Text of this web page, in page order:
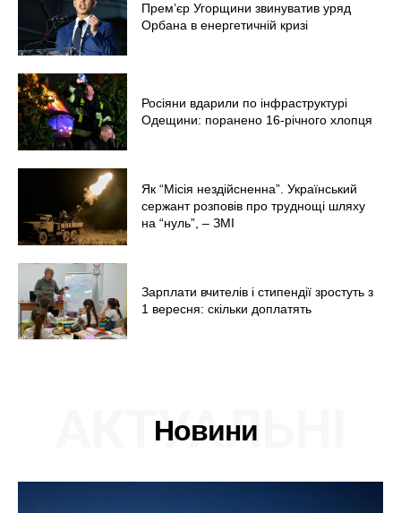
Прем’єр Угорщини звинуватив уряд
Орбана в енергетичній кризі
Росіяни вдарили по інфраструктурі
Одещини: поранено 16-річного хлопця
Як “Місія нездійсненна”. Український
сержант розповів про труднощі шляху
на “нуль”, – ЗМІ
Зарплати вчителів і стипендії зростуть з
1 вересня: скільки доплатять
Новини
АКТУАЛЬНІ